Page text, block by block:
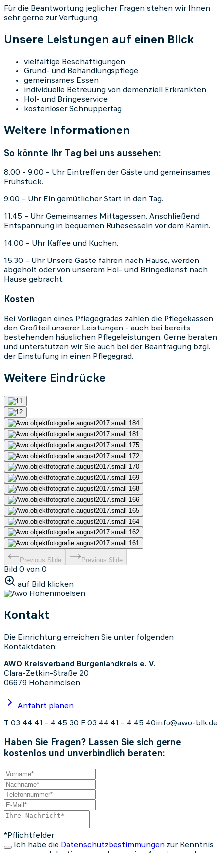
Für die Beantwortung jeglicher Fragen stehen wir Ihnen
sehr gerne zur Verfügung.
Unsere Leistungen auf einen Blick
vielfältige Beschäftigungen
Grund- und Behandlungspflege
gemeinsames Essen
individuelle Betreuung von demenziell Erkrankten
Hol- und Bringeservice
kostenloser Schnuppertag
Weitere Informationen
So könnte Ihr Tag bei uns aussehen:
8.00 - 9.00 – Uhr Eintreffen der Gäste und gemeinsames
Frühstück.
9.00 – Uhr Ein gemütlicher Start in den Tag.
11.45 – Uhr Gemeinsames Mittagessen. Anschließend
Entspannung in bequemen Ruhesesseln vor dem Kamin.
14.00 – Uhr Kaffee und Kuchen.
15.30 – Uhr Unsere Gäste fahren nach Hause, werden
abgeholt oder von unserem Hol- und Bringedienst nach
Hause gebracht.
Kosten
Bei Vorliegen eines Pflegegrades zahlen die Pflegekassen
den Großteil unserer Leistungen - auch bei bereits
bestehenden häuslichen Pflegeleistungen. Gerne beraten
und unterstützen wir Sie auch bei der Beantragung bzgl.
der Einstufung in einen Pflegegrad.
Weitere Eindrücke
Previous Slide Previous Slide
Bild 0 von 0
auf Bild klicken
Kontakt
Die Einrichtung erreichen Sie unter folgenden
Kontaktdaten:
AWO Kreisverband Burgenlandkreis e. V.
Clara-Zetkin-Straße 20
06679 Hohenmölsen
Anfahrt planen
T 03 44 41 – 4 45 30 F 03 44 41 – 4 45 40info@awo-blk.de
Haben Sie Fragen? Lassen Sie sich gerne
kostenlos und unverbindlich beraten:
*Pflichtfelder
Ich habe die Datenschutzbestimmungen zur Kenntnis